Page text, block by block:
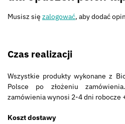
Musisz się zalogować, aby dodać
Czas realizacji
Wszystkie produkty wykonane z
Polsce po złożeniu
zamówienia wynosi 2-4 dni robocze
Koszt dostawy